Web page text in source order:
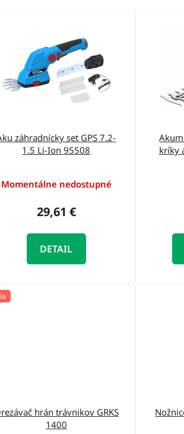
záhradnícky set GPS 7.2-
1.5 Li-Ion 95508
Momentálne nedostupné
29,61 €
DETAIL
kríky
hrán trávnikov GRKS
1400